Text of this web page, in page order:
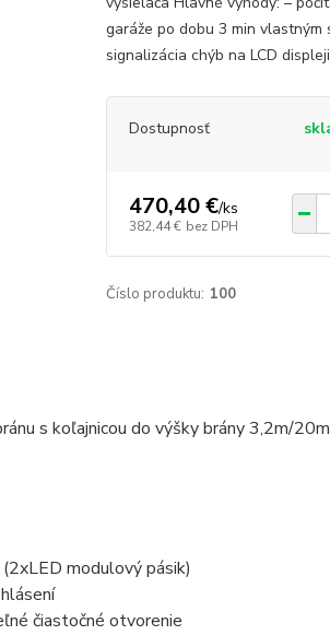
garáže po dobu 3 min vlastným
signalizácia chýb na LCD
Dostupnosť
470,40 €/ks
382,44 € bez DPH
Číslo produktu: 100
s koľajnicou do výšky brány 3,2m/
modulový pásik)
čiastočné otvorenie